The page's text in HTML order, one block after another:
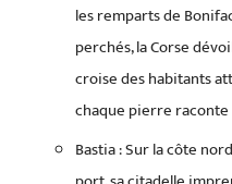
les remparts de
perchés, la Corse
croise des habitants
chaque pierre
Bastia : Sur la côte